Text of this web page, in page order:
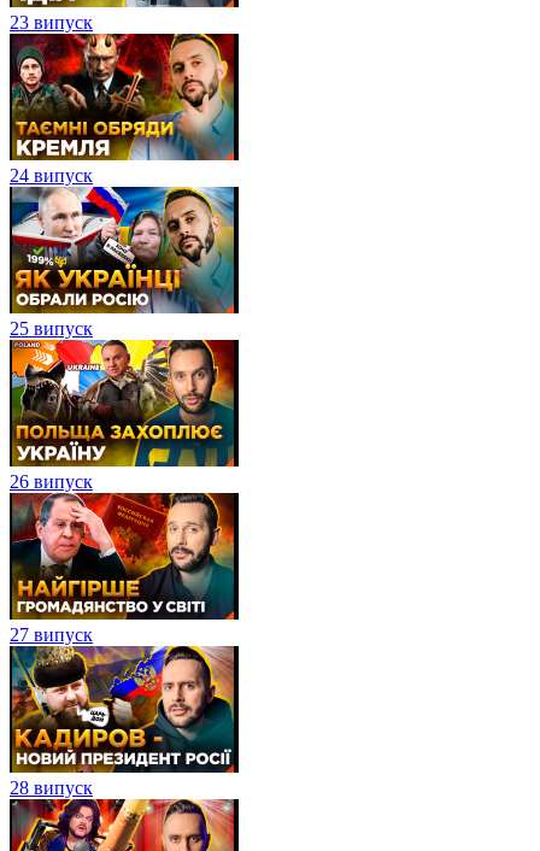
23 випуск
24 випуск
25 випуск
26 випуск
27 випуск
28 випуск